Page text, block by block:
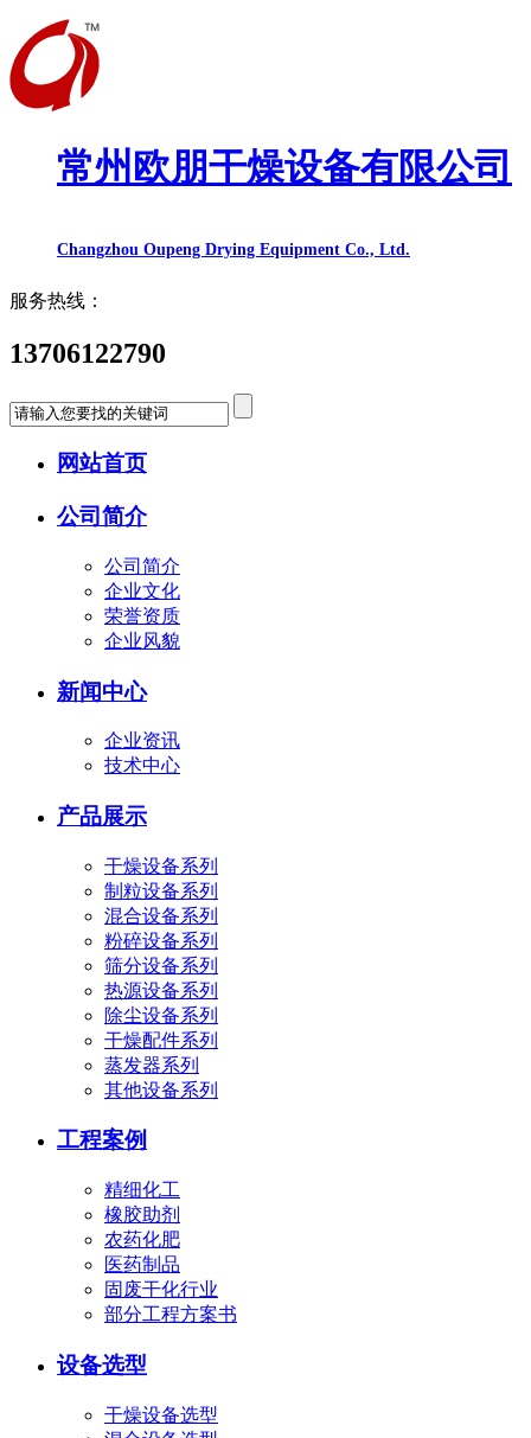
常州欧朋干燥设备有限公司
Changzhou Oupeng Drying Equipment Co., Ltd.
服务热线：
13706122790
网站首页
公司简介
公司简介
企业文化
荣誉资质
企业风貌
新闻中心
企业资讯
技术中心
产品展示
干燥设备系列
制粒设备系列
混合设备系列
粉碎设备系列
筛分设备系列
热源设备系列
除尘设备系列
干燥配件系列
蒸发器系列
其他设备系列
工程案例
精细化工
橡胶助剂
农药化肥
医药制品
固废干化行业
部分工程方案书
设备选型
干燥设备选型